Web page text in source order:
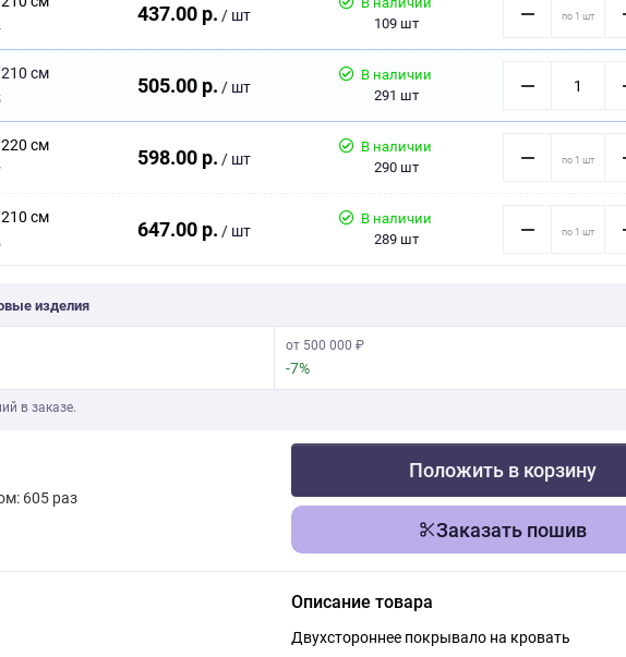
437.00 р. / шт
109 шт
см
505.00 р. / шт
В наличии
291 шт
см
598.00 р. / шт
В наличии
290 шт
см
647.00 р. / шт
В наличии
289 шт
изделия
от 500 000 ₽
-7%
в заказе.
605 раз
Положить в корзину
Заказать пошив
Описание товара
Двухстороннее покрывало на кровать